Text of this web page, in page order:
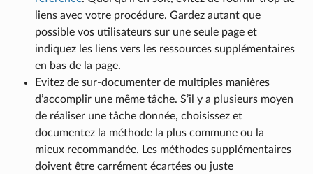
liens avec votre procédure. Gardez autant que
possible vos utilisateurs sur une seule page et
indiquez les liens vers les ressources supplémentaires
en bas de la page.
Evitez de sur-documenter de multiples manières
d’accomplir une même tâche. S’il y a plusieurs moyen
de réaliser une tâche donnée, choisissez et
documentez la méthode la plus commune ou la
mieux recommandée. Les méthodes supplémentaires
doivent être carrément écartées ou juste